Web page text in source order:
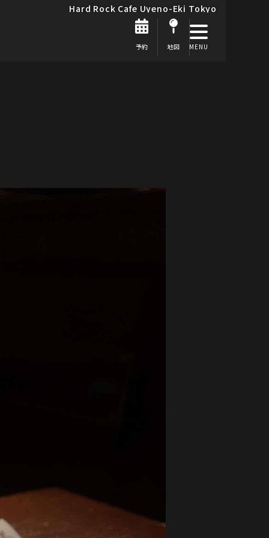
Hard Rock Cafe Uyeno-Eki Tokyo
予約 地図